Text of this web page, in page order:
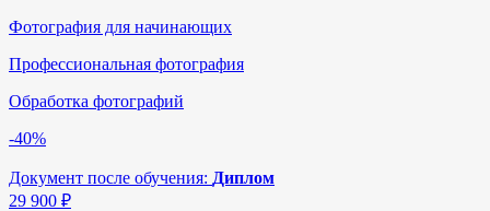
Фотография для начинающих
Профессиональная фотография
Обработка фотографий
-40%
Документ после обучения: Диплом
29 900 ₽